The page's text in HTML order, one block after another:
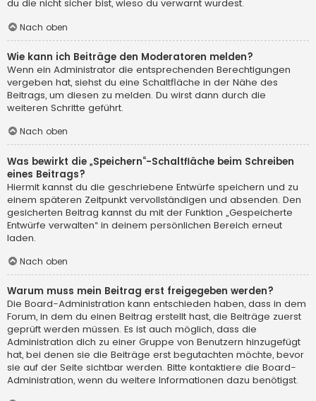
du die nicht sicher bist, wieso du verwarnt wurdest.
Nach oben
Wie kann ich Beiträge den Moderatoren melden?
Wenn ein Administrator die entsprechenden Berechtigungen
vergeben hat, siehst du eine Schaltfläche in der Nähe des
Beitrags, um diesen zu melden. Du wirst dann durch die
weiteren Schritte geführt.
Nach oben
Was bewirkt die „Speichern“-Schaltfläche beim Schreiben
eines Beitrags?
Hiermit kannst du die geschriebene Entwürfe speichern und zu
einem späteren Zeitpunkt vervollständigen und absenden. Den
gesicherten Beitrag kannst du mit der Funktion „Gespeicherte
Entwürfe verwalten“ in deinem persönlichen Bereich erneut
laden.
Nach oben
Warum muss mein Beitrag erst freigegeben werden?
Die Board-Administration kann entschieden haben, dass in dem
Forum, in dem du einen Beitrag erstellt hast, die Beiträge zuerst
geprüft werden müssen. Es ist auch möglich, dass die
Administration dich zu einer Gruppe von Benutzern hinzugefügt
hat, bei denen sie die Beiträge erst begutachten möchte, bevor
sie auf der Seite sichtbar werden. Bitte kontaktiere die Board-
Administration, wenn du weitere Informationen dazu benötigst.